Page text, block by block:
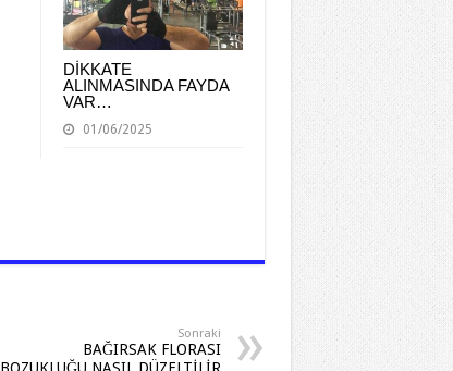
DİKKATE
ALINMASINDA FAYDA
VAR…
01/06/2025
Sonraki
BAĞIRSAK FLORASI